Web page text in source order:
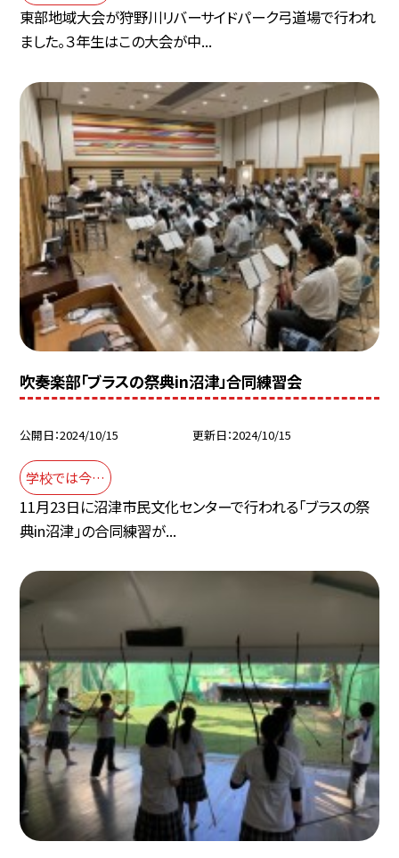
東部地域大会が狩野川リバーサイドパーク弓道場で行われ
ました。３年生はこの大会が中...
吹奏楽部「ブラスの祭典in沼津」合同練習会
公開日 2024/10/15 更新日 2024/10/15
学校では今…
11月23日に沼津市民文化センターで行われる「ブラスの祭
典in沼津」の合同練習が...